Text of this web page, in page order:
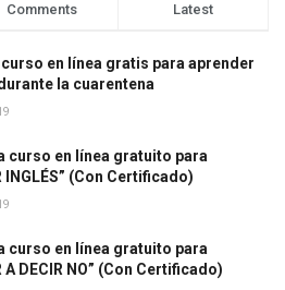
Comments Latest
en línea gratis para aprender
la cuarentena
curso en línea gratuito para
INGLÉS” (Con Certificado)
curso en línea gratuito para
A DECIR NO” (Con Certificado)